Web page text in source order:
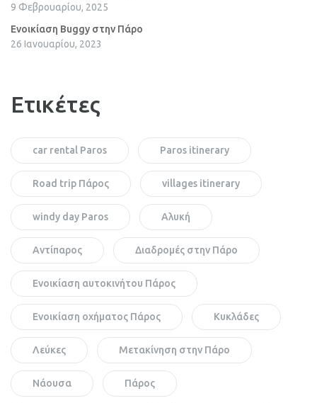
9 Φεβρουαρίου, 2025
Ενοικίαση Buggy στην Πάρο
26 Ιανουαρίου, 2023
Ετικέτες
car rental Paros Paros itinerary
Road trip Πάρος villages itinerary
windy day Paros Αλυκή
Αντίπαρος Διαδρομές στην Πάρο
Ενοικίαση αυτοκινήτου Πάρος
Ενοικίαση οχήματος Πάρος Κυκλάδες
Λεύκες Μετακίνηση στην Πάρο
Νάουσα Πάρος